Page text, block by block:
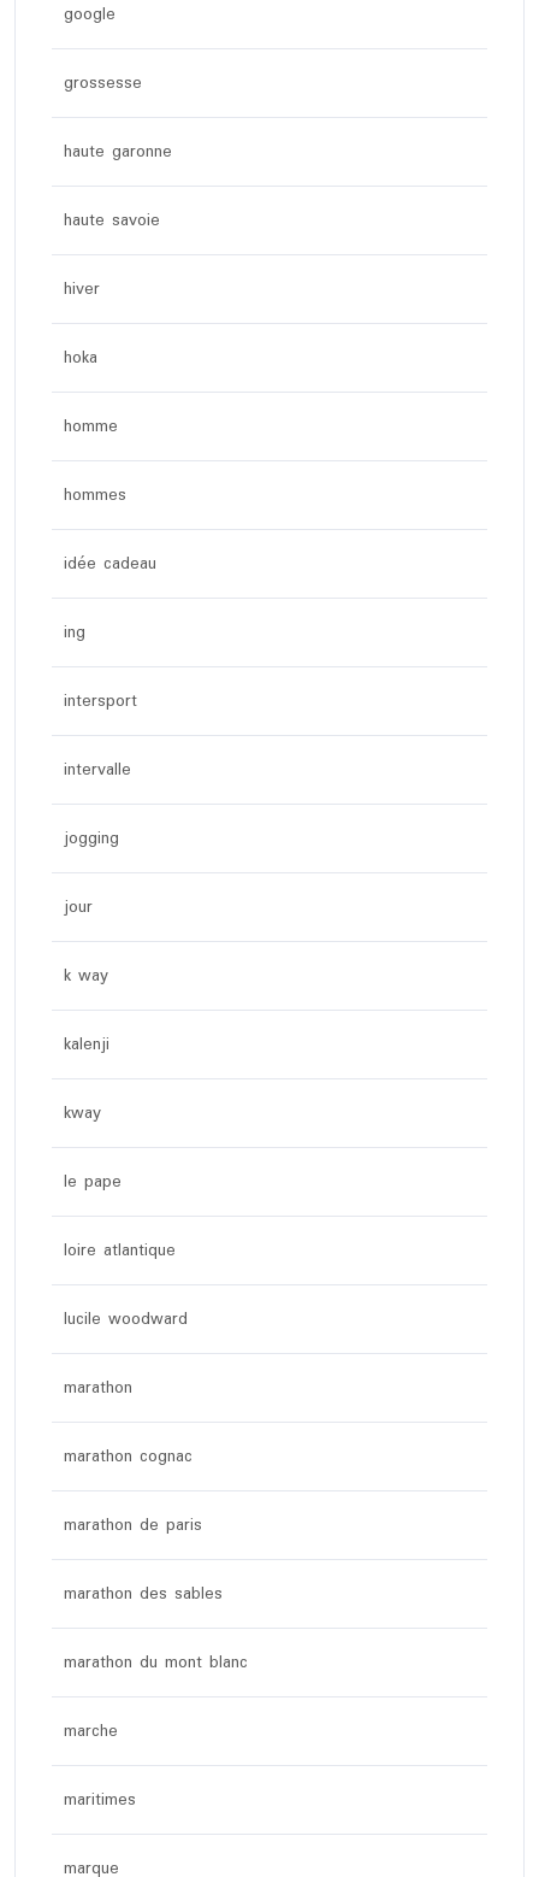
google
grossesse
haute garonne
haute savoie
hiver
hoka
homme
hommes
idée cadeau
ing
intersport
intervalle
jogging
jour
k way
kalenji
kway
le pape
loire atlantique
lucile woodward
marathon
marathon cognac
marathon de paris
marathon des sables
marathon du mont blanc
marche
maritimes
marque